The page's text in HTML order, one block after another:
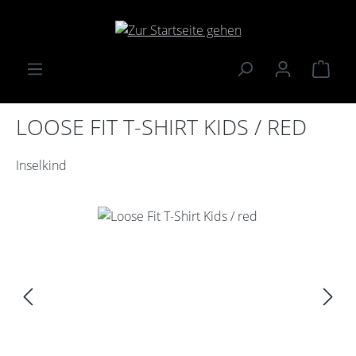
Zum Hauptinhalt springen
LOOSE FIT T-SHIRT KIDS / RED
Inselkind
Bildergalerie überspringen